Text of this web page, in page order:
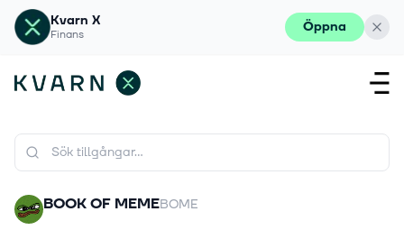
Kvarn X
Finans Öppna
BOOK OF MEMEBOME